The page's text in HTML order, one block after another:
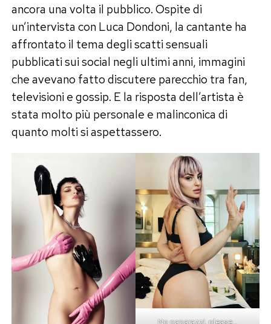
ancora una volta il pubblico. Ospite di
un’intervista con Luca Dondoni, la cantante ha
affrontato il tema degli scatti sensuali
pubblicati sui social negli ultimi anni, immagini
che avevano fatto discutere parecchio tra fan,
televisioni e gossip. E la risposta dell’artista è
stata molto più personale e malinconica di
quanto molti si aspettassero.
No paparazzi, please…